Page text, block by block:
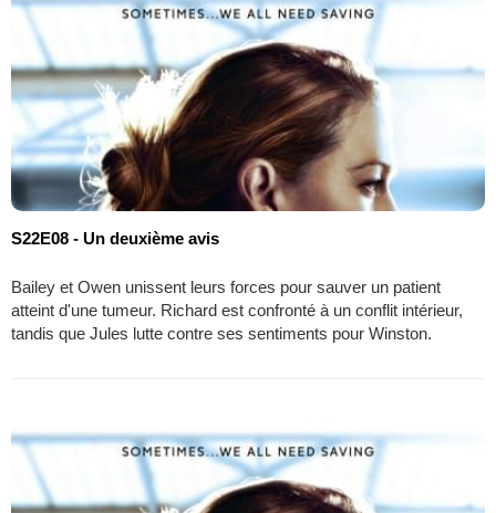
S22E08 - Un deuxième avis
Bailey et Owen unissent leurs forces pour sauver un patient
atteint d'une tumeur. Richard est confronté à un conflit intérieur,
tandis que Jules lutte contre ses sentiments pour Winston.